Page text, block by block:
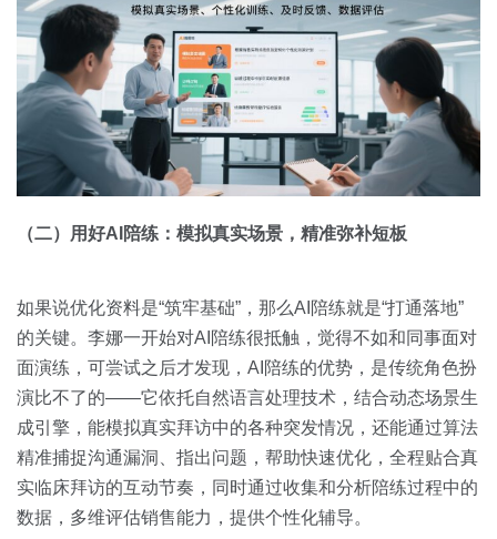
（二）用好AI陪练：模拟真实场景，精准弥补短板
如果说优化资料是“筑牢基础”，那么AI陪练就是“打通落地”
的关键。李娜一开始对AI陪练很抵触，觉得不如和同事面对
面演练，可尝试之后才发现，AI陪练的优势，是传统角色扮
演比不了的——它依托自然语言处理技术，结合动态场景生
成引擎，能模拟真实拜访中的各种突发情况，还能通过算法
精准捕捉沟通漏洞、指出问题，帮助快速优化，全程贴合真
实临床拜访的互动节奏，同时通过收集和分析陪练过程中的
数据，多维评估销售能力，提供个性化辅导。